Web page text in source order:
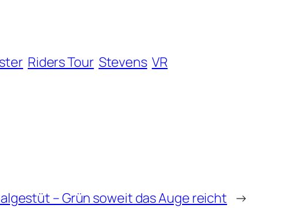
Riders Tour Stevens VR
– Grün soweit das Auge reicht →